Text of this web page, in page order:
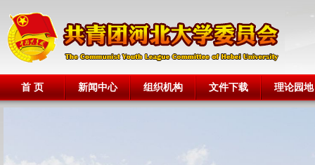
首 页 新闻中心 组织机构 文件下载 理论园地